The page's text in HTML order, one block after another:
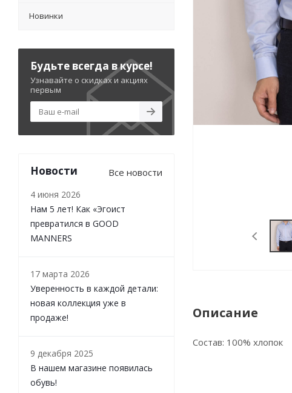
Описание
Состав: 100% хлопок
Новинки
Будьте всегда в курсе!
Узнавайте о скидках и акциях
первым
Новости Все новости
4 июня 2026
Нам 5 лет! Как «Эгоист
превратился в GOOD
MANNERS
17 марта 2026
Уверенность в каждой детали:
новая коллекция уже в
продаже!
9 декабря 2025
В нашем магазине появилась
обувь!